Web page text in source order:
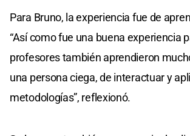
Para Bruno, la experiencia fue de
“Así como fue una buena experiencia
profesores también aprendieron
una persona ciega, de interactuar y
metodologías”, reflexionó.